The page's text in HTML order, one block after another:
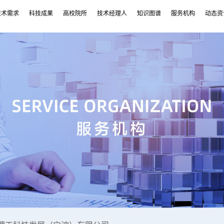
术需求 科技成果 高校院所 技术经理人 知识图谱 服务机构 动态